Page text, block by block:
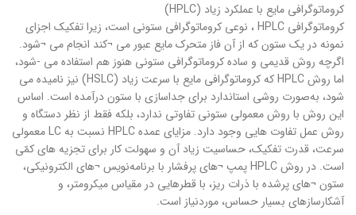
کروماتوگرافی مایع با عملکرد زیاد (HPLC)
کروماتوگرافی HPLC ، نوعی کروماتوگرافی ستونی است، زیرا تفکیک اجزای
نمونه در یک ستون که از آن فاز متحرک مایع عبور می ¬کند انجام می ¬شود.
اگرچه روش قدیمی و ساده کروماتوگرافی ستونی هنوز هم استفاده می -شود،
اما روش HPLC که کروماتوگرافی مایع با سرعت زیاد (HSLC) نیز نامیده می
‌شود، به‌صورت روشی استاندارد برای جداسازی با ستون درآمده است. اساس
این روش با روش معمولی ستونی تفاوتی ندارد، بلکه فقط از نظر دستگاه و
روش عمل تفاوت هایی وجود دارد. مزایای عمده HPLC نسبت به LC معمولی
سرعت، قدرت تفکیک، حساسیت زیاد آن و سهولت کار برای تجزیه ‌های کمّی
است. در روش HPLC پمپ ¬های پرفشار با برنامه‌نویس ¬های الکترونیکی،
ستون ¬های پرشده با ذرات ریز، با قطرهایی در مقیاس میکرومتر، و
آشکارسازهای بسیار حساس، موردنیاز است.